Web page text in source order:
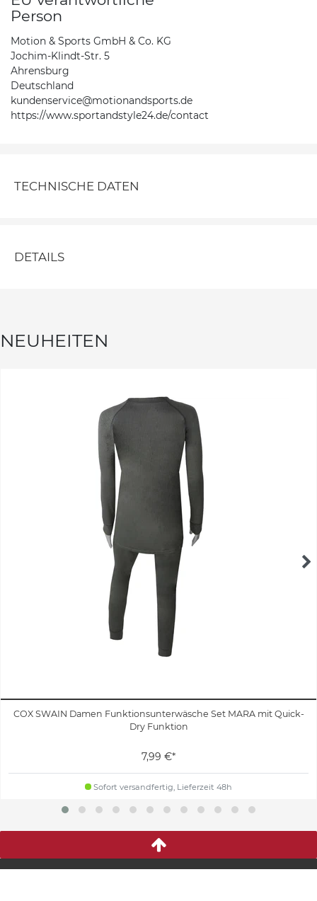
Person
Motion & Sports GmbH & Co. KG
Jochim-Klindt-Str. 5
Ahrensburg
Deutschland
kundenservice@motionandsports.de
https://www.sportandstyle24.de/contact
TECHNISCHE DATEN
DETAILS
NEUHEITEN
COX SWAIN Damen Funktionsunterwäsche Set MARA mit Quick-
Dry Funktion
7,99 €*
Sofort versandfertig, Lieferzeit 48h